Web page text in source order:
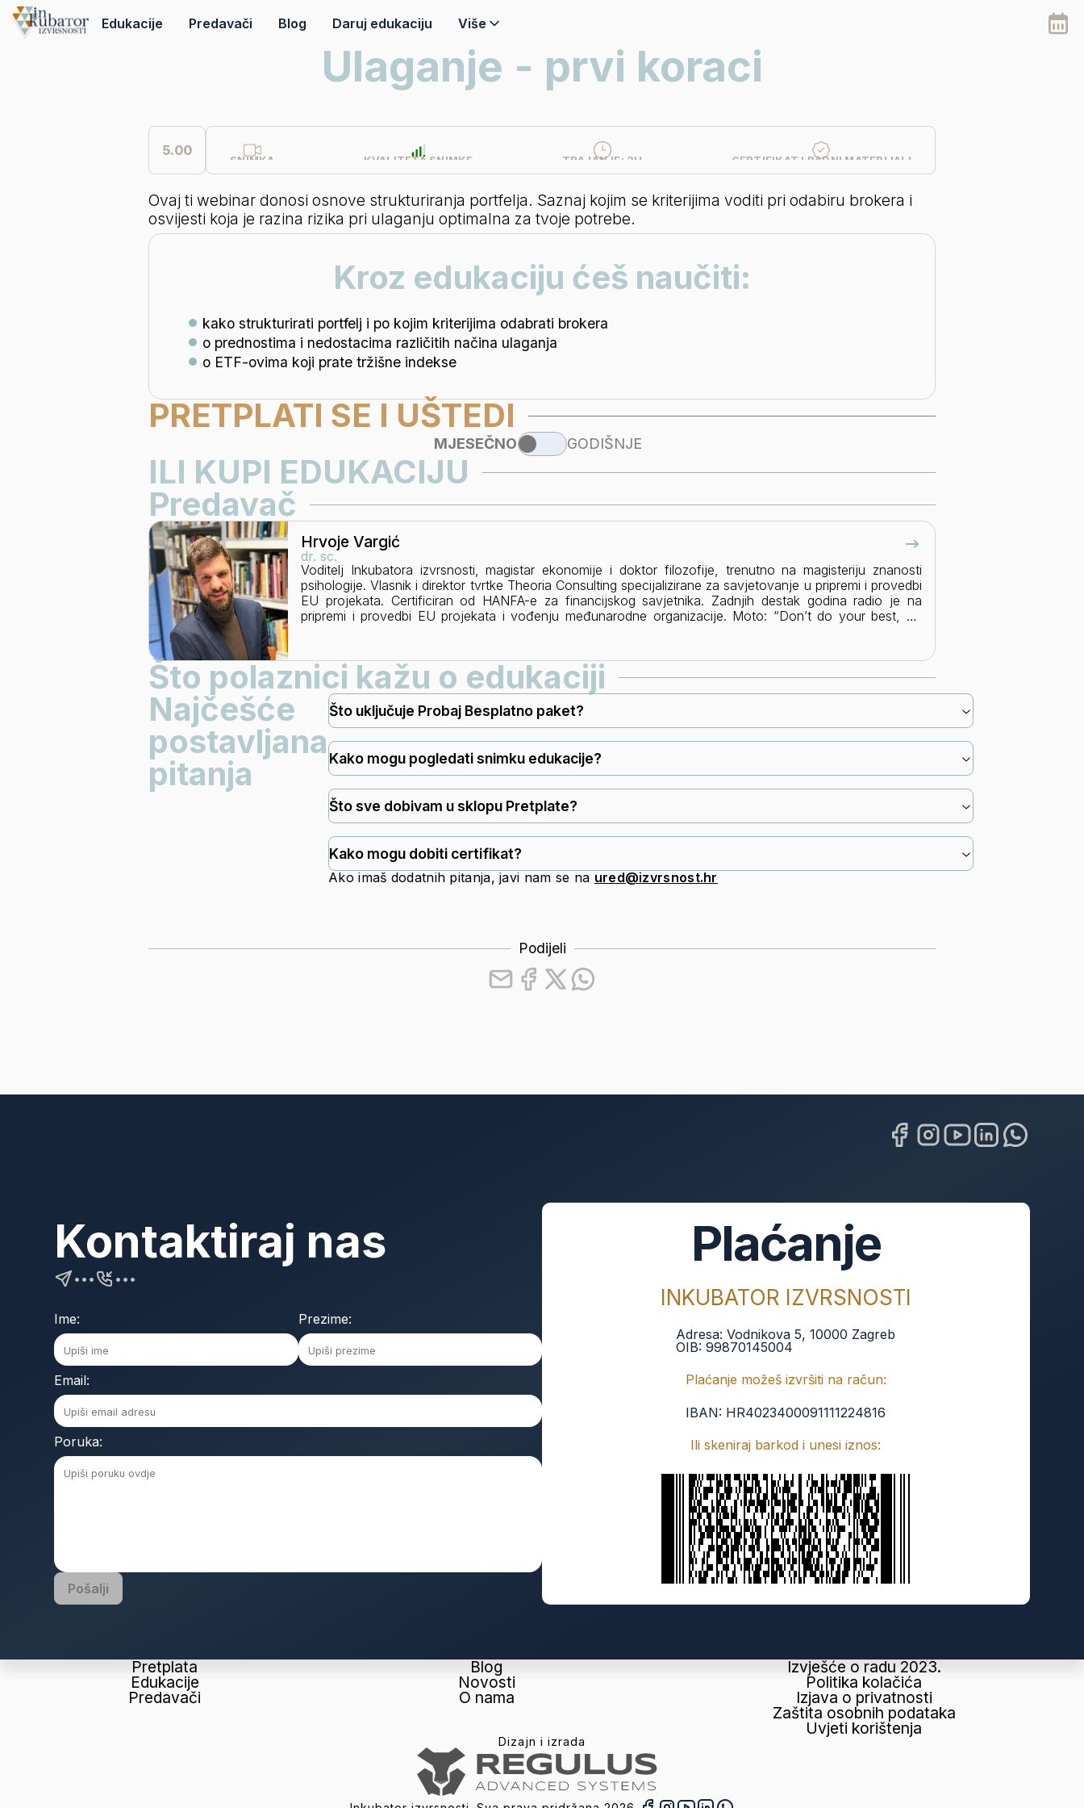
Edukacije Predavači Blog Daruj edukaciju Više
Ulaganje - prvi koraci
SNIMKA KVALITETA SNIMKE TRAJANJE: 2H CERTIFIKAT I RADNI MATERIJALI
5.00
Ovaj ti webinar donosi osnove strukturiranja portfelja. Saznaj kojim se kriterijima voditi pri odabiru brokera i
osvijesti koja je razina rizika pri ulaganju optimalna za tvoje potrebe.
Kroz edukaciju ćeš naučiti:
kako strukturirati portfelj i po kojim kriterijima odabrati brokera
o prednostima i nedostacima različitih načina ulaganja
o ETF-ovima koji prate tržišne indekse
PRETPLATI SE I UŠTEDI
MJESEČNO GODIŠNJE
ILI KUPI EDUKACIJU
Predavač
Hrvoje Vargić
dr. sc.
Voditelj Inkubatora izvrsnosti, magistar ekonomije i doktor filozofije, trenutno na magisteriju znanosti
psihologije. Vlasnik i direktor tvrtke Theoria Consulting specijalizirane za savjetovanje u pripremi i provedbi
EU projekata. Certificiran od HANFA-e za financijskog savjetnika. Zadnjih destak godina radio je na
pripremi i provedbi EU projekata i vođenju međunarodne organizacije. Moto: “Don’t do your best, do
Što polaznici kažu o edukaciji
Najčešće
postavljana
pitanja
Što uključuje Probaj Besplatno paket?
Kako mogu pogledati snimku edukacije?
Što sve dobivam u sklopu Pretplate?
Kako mogu dobiti certifikat?
Ako imaš dodatnih pitanja, javi nam se na ured@izvrsnost.hr
Podijeli
Kontaktiraj nas
••• •••
Ime: Prezime:
Email:
Poruka:
Pošalji
Plaćanje
INKUBATOR IZVRSNOSTI
Adresa:Vodnikova 5, 10000 Zagreb
OIB:99870145004
Plaćanje možeš izvršiti na račun:
IBAN: HR4023400091111224816
Ili skeniraj barkod i unesi iznos:
Pretplata
Edukacije
Predavači
Blog
Novosti
O nama
Izvješće o radu 2023.
Politika kolačića
Izjava o privatnosti
Zaštita osobnih podataka
Uvjeti korištenja
Dizajn i izrada